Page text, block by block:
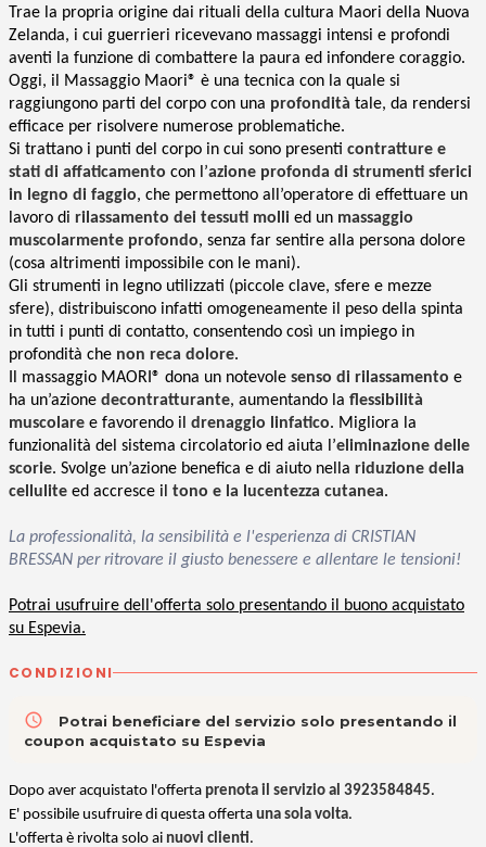
Trae la propria origine dai rituali della cultura Maori della Nuova
Zelanda, i cui guerrieri ricevevano massaggi intensi e profondi
aventi la funzione di combattere la paura ed infondere coraggio.
Oggi, il Massaggio Maori® è una tecnica con la quale si
raggiungono parti del corpo con una profondità tale, da rendersi
efficace per risolvere numerose problematiche.
Si trattano i punti del corpo in cui sono presenti contratture e
stati di affaticamento con l’azione profonda di strumenti sferici
in legno di faggio, che permettono all’operatore di effettuare un
lavoro di rilassamento dei tessuti molli ed un massaggio
muscolarmente profondo, senza far sentire alla persona dolore
(cosa altrimenti impossibile con le mani).
Gli strumenti in legno utilizzati (piccole clave, sfere e mezze
sfere), distribuiscono infatti omogeneamente il peso della spinta
in tutti i punti di contatto, consentendo così un impiego in
profondità che non reca dolore.
Il massaggio MAORI® dona un notevole senso di rilassamento e
ha un’azione decontratturante, aumentando la flessibilità
muscolare e favorendo il drenaggio linfatico. Migliora la
funzionalità del sistema circolatorio ed aiuta l’eliminazione delle
scorie. Svolge un’azione benefica e di aiuto nella riduzione della
cellulite ed accresce il tono e la lucentezza cutanea.
La professionalità, la sensibilità e l'esperienza di CRISTIAN
BRESSAN per ritrovare il giusto benessere e allentare le tensioni!
Potrai usufruire dell'offerta solo presentando il buono acquistato
su Espevia.
CONDIZIONI
access_time
Potrai beneficiare del servizio solo presentando il
coupon acquistato su Espevia
Dopo aver acquistato l'offerta prenota il servizio al 3923584845.
E' possibile usufruire di questa offerta una sola volta.
L'offerta è rivolta solo ai nuovi clienti.